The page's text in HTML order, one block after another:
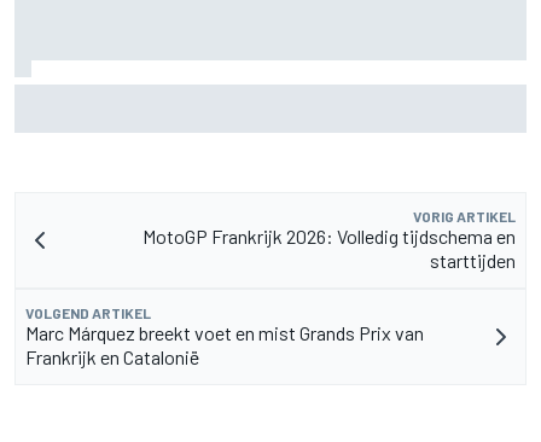
VORIG ARTIKEL
MotoGP Frankrijk 2026: Volledig tijdschema en
starttijden
VOLGEND ARTIKEL
Marc Márquez breekt voet en mist Grands Prix van
Frankrijk en Catalonië